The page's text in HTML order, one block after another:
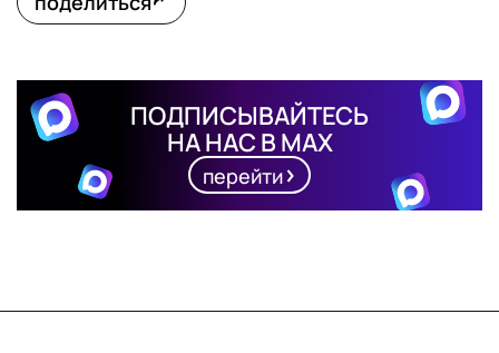
ПОДПИСЫВАЙТЕСЬ
НА НАС В MAX
перейти